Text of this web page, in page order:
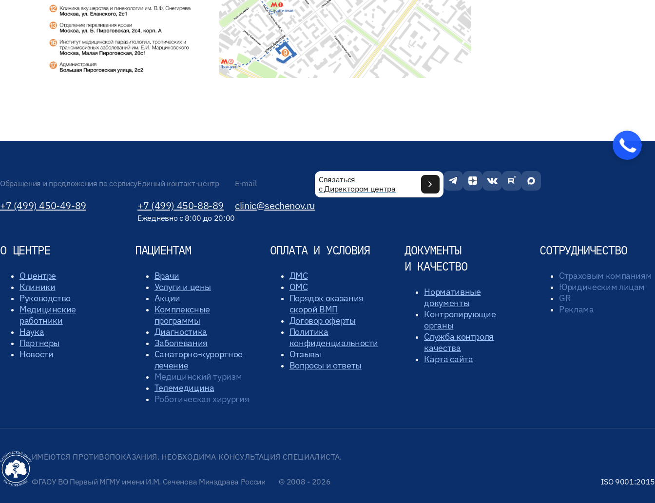
Обращения и предложения по сервису
+7 (499) 450-49-89
Единый контакт-центр
+7 (499) 450-88-89
Ежедневно с 8:00 до 20:00
E-mail
clinic@sechenov.ru
Связаться
с Директором центра
О ЦЕНТРЕ
О центре
Клиники
Руководство
Медицинские
работники
Наука
Партнеры
Новости
ПАЦИЕНТАМ
Врачи
Услуги и цены
Акции
Комплексные
программы
Диагностика
Заболевания
Санаторно-курортное
лечение
Медицинский туризм
Телемедицина
Роботическая хирургия
ОПЛАТА И УСЛОВИЯ
ДМС
ОМС
Порядок оказания
скорой ВМП
Договор оферты
Политика
конфиденциальности
Отзывы
Вопросы и ответы
ДОКУМЕНТЫ
И КАЧЕСТВО
Нормативные
документы
Контролирующие
органы
Служба контроля
качества
Карта сайта
СОТРУДНИЧЕСТВО
Страховым компаниям
Юридическим лицам
GR
Реклама
ИМЕЮТСЯ ПРОТИВОПОКАЗАНИЯ. НЕОБХОДИМА КОНСУЛЬТАЦИЯ СПЕЦИАЛИСТА.
ФГАОУ ВО Первый МГМУ имени И.М. Сеченова Минздрава России © 2008 - 2026 ISO 9001:2015